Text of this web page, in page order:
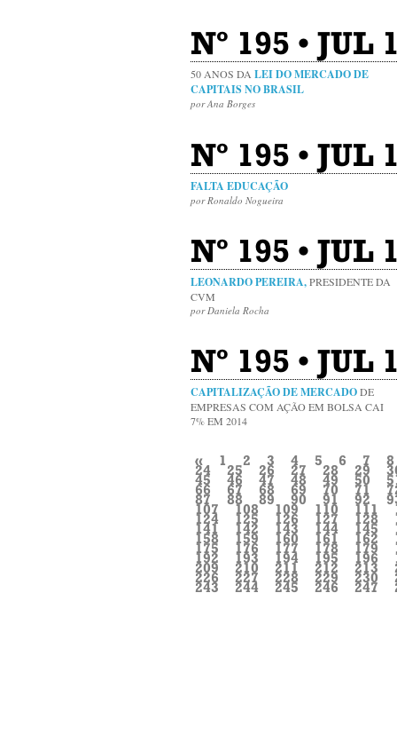
Nº 195 •
50 ANOS DA LEI DO MERCADO DE
CAPITAIS NO BRASIL
por Ana Borges
Nº 195 •
FALTA EDUCAÇÃO
por Ronaldo Nogueira
Nº 195 •
LEONARDO PEREIRA,PRESIDENTE DA
CVM
por Daniela Rocha
Nº 195 •
CAPITALIZAÇÃO DE MERCADODE
EMPRESAS COM AÇÃO EM BOLSA CAI
7% EM 2014
« 1 2 3 4 5 6 7 8
24 25 26 27 28 29
45 46 47 48 49 50
66 67 68 69 70 71
87 88 89 90 91 92
107 108 109 110 111
124 125 126 127 128
141 142 143 144 145
158 159 160 161 162
175 176 177 178 179
192 193 194 195 196
209 210 211 212 213
226 227 228 229 230
243 244 245 246 247